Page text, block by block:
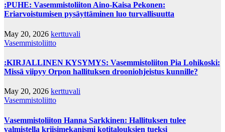
:PUHE: Vasemmistoliiton Aino-Kaisa Pekonen:
Eriarvoistumisen pysäyttäminen luo turvallisuutta
May 20, 2026 kerttuvali
Vasemmistoliitto
:KIRJALLINEN KYSYMYS: Vasemmistoliiton Pia Lohikoski:
Missä viipyy Orpon hallituksen drooniohjeistus kunnille?
May 20, 2026 kerttuvali
Vasemmistoliitto
Vasemmistoliiton Hanna Sarkkinen: Hallituksen tulee
valmistella kriisimekanismi kotitalouksien tueksi